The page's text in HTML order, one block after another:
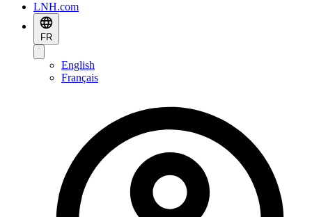
LNH.com
FR
English
Français